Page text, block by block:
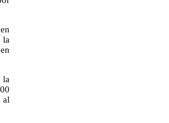
la
la
al